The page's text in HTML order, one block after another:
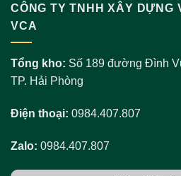
CÔNG TY TNHH XÂY DỰNG
VCA
Tổng kho: Số 189 đường Đình
TP. Hải Phòng
Điện thoại: 0984.407.807
Zalo: 0984.407.807